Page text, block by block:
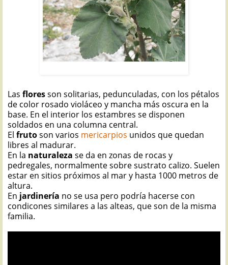
Las floresson solitarias, pedunculadas, con los pétalos
de color rosado violáceo y mancha más oscura en la
base. En el interior los estambres se disponen
soldados en una columna central.
El frutoson varios mericarpios unidos que quedan
libres al madurar.
En la naturaleza se da en zonas de rocas y
pedregales, normalmente sobre sustrato calizo. Suelen
estar en sitios próximos al mar y hasta 1000 metros de
altura.
En jardinería no se usa pero podría hacerse con
condicones similares a las alteas, que son de la misma
familia.